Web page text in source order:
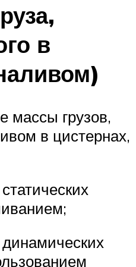
в
массы грузов,
в цистернах,